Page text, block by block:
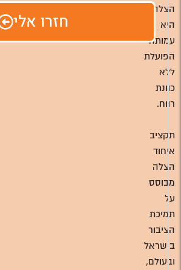
הצלה
היא
עמותה
הפועלת
ללא
כוונת
רווח.
תקציב
איחוד
הצלה
מבוסס
על
תמיכת
הציבור
בישראל
ובעולם,
חזרו אלי